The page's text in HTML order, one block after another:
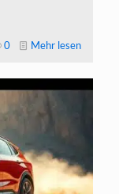
0 Mehr lesen-
Gesetz’-